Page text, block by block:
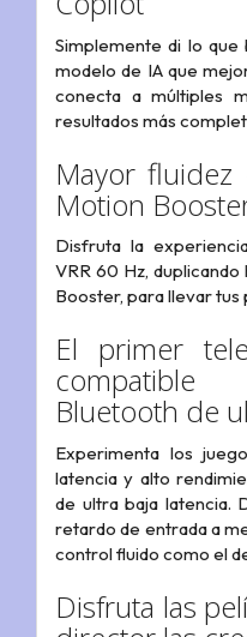
Simplemente di lo
modelo de IA que
conecta a múltiples
resultados más
Mayor
Motion
Disfruta la
VRR 60 Hz,
Booster, para llevar tus
El primer
Bluetooth de
Experimenta los
latencia y alto
de ultra baja latencia.
retardo de entrada a
control fluido como el
Disfruta las